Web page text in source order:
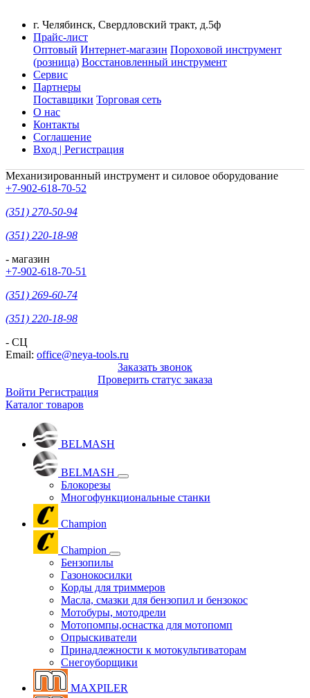
г. Челябинск, Свердловский тракт, д.5ф
Прайс-лист
Оптовый Интернет-магазин Пороховой инструмент
(розница) Восстановленный инструмент
Сервис
Партнеры
Поставщики Торговая сеть
О нас
Контакты
Соглашение
Вход | Регистрация
Механизированный инструмент и силовое оборудование
+7-902-618-70-52
(351) 270-50-94
(351) 220-18-98
- магазин
+7-902-618-70-51
(351) 269-60-74
(351) 220-18-98
- СЦ
Email: office@neya-tools.ru
Заказать звонок
Проверить статус заказа
Войти Регистрация
Каталог товаров
BELMASH
BELMASH
Блокорезы
Многофункциональные станки
Champion
Champion
Бензопилы
Газонокосилки
Корды для триммеров
Масла, смазки для бензопил и бензокос
Мотобуры, мотодрели
Мотопомпы,оснастка для мотопомп
Опрыскиватели
Принадлежности к мотокультиваторам
Снегоуборщики
MAXPILER